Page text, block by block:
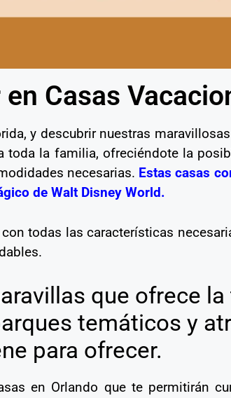
Casas
y descubrir nuestras
toda la familia, ofreciéndote la
necesarias. Estas casas
de Walt Disney World.
todas las características
que ofrece
temáticos y
para ofrecer.
en Orlando que te permitirán